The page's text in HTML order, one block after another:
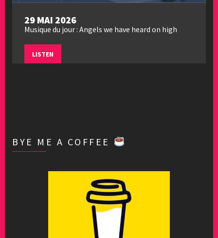
29 MAI 2026
Musique du jour : Angels we have heard on high
LISTEN
BYE ME A COFFEE